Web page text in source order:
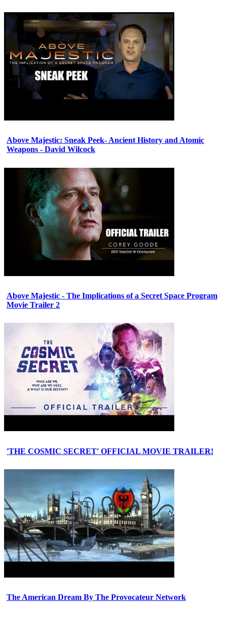
Above Majestic: Sneak Peek- Ancient History and Atomic
Weapons - David Wilcock
Above Majestic - The Implications of a Secret Space Program
Movie Trailer 2
'THE COSMIC SECRET' OFFICIAL MOVIE TRAILER!
The American Dream By The Provocateur Network